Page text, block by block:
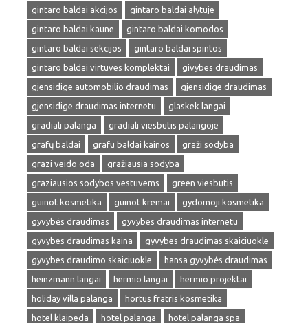
gintaro baldai akcijos
gintaro baldai alytuje
gintaro baldai kaune
gintaro baldai komodos
gintaro baldai sekcijos
gintaro baldai spintos
gintaro baldai virtuves komplektai
givybes draudimas
gjensidige automobilio draudimas
gjensidige draudimas
gjensidige draudimas internetu
glaskek langai
gradiali palanga
gradiali viesbutis palangoje
grafų baldai
grafu baldai kainos
graži sodyba
grazi veido oda
gražiausia sodyba
graziausios sodybos vestuvems
green viesbutis
guinot kosmetika
guinot kremai
gydomoji kosmetika
gyvybės draudimas
gyvybes draudimas internetu
gyvybes draudimas kaina
gyvybes draudimas skaiciuokle
gyvybes draudimo skaiciuokle
hansa gyvybės draudimas
heinzmann langai
hermio langai
hermio projektai
holiday villa palanga
hortus fratris kosmetika
hotel klaipeda
hotel palanga
hotel palanga spa